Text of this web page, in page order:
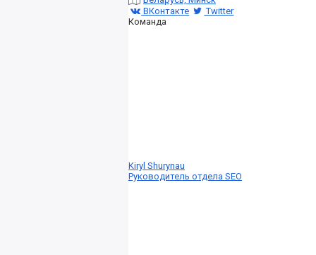
ВКонтакте
Twitter
Команда
Kiryl Shurynau
Руководитель отдела SEO